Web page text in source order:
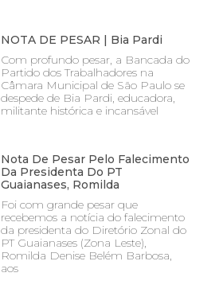
NOTA DE PESAR | Bia Pardi
Com profundo pesar, a Bancada do
Partido dos Trabalhadores na
Câmara Municipal de São Paulo se
despede de Bia Pardi, educadora,
militante histórica e incansável
Nota De Pesar Pelo Falecimento
Da Presidenta Do PT
Guaianases, Romilda
Foi com grande pesar que
recebemos a notícia do falecimento
da presidenta do Diretório Zonal do
PT Guaianases (Zona Leste),
Romilda Denise Belém Barbosa,
aos